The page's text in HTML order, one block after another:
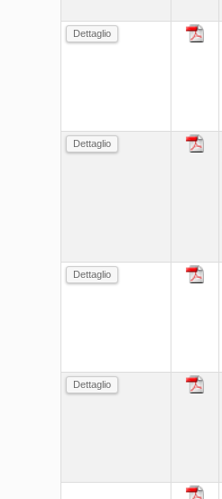
Dettaglio
Dettaglio
Dettaglio
Dettaglio